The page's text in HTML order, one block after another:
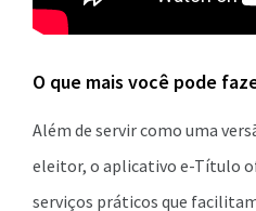
O que mais você pode
Além de servir como uma
eleitor, o aplicativo e-Título
serviços práticos que